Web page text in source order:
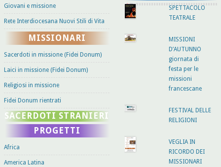
Giovani e missione
Rete Interdiocesana Nuovi Stili di Vita
MISSIONARI
Sacerdoti in missione (Fidei Donum)
Laici in missione (Fidei Donum)
Religiosi in missione
Fidei Donum rientrati
SACERDOTI STRANIERI
PROGETTI
Africa
America Latina
SPETTACOLO
TEATRALE
MISSIONI
D’AUTUNNO
giornata di
festa per le
missioni
francescane
FESTIVAL DELLE
RELIGIONI
VEGLIA IN
RICORDO DEI
MISSIONARI